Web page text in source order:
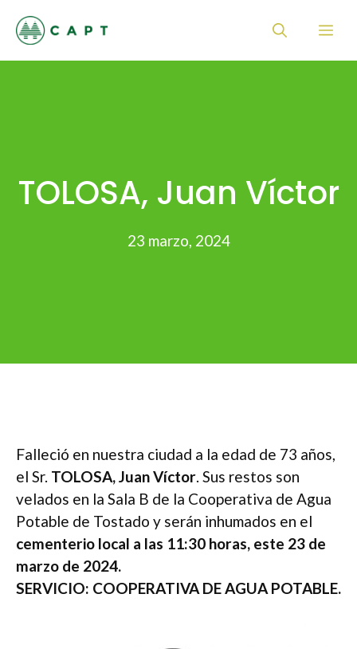
TOLOSA, Juan Víctor
23 marzo, 2024
Falleció en nuestra ciudad a la edad de 73 años,
el Sr. TOLOSA, Juan Víctor. Sus restos son
velados en la Sala B de la Cooperativa de Agua
Potable de Tostado y serán inhumados en el
cementerio local a las 11:30 horas, este 23 de
marzo de 2024.
SERVICIO: COOPERATIVA DE AGUA POTABLE.